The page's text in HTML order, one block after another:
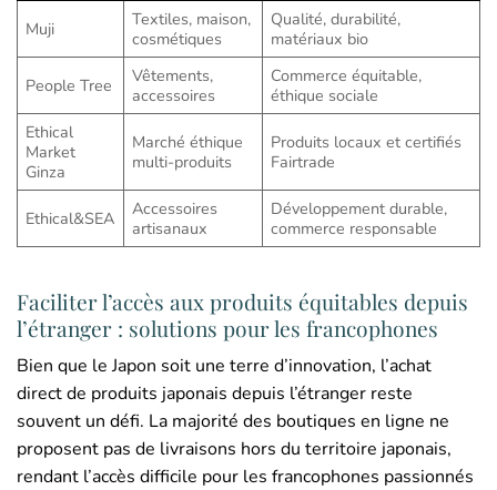
Muji
Textiles, maison,
cosmétiques
Qualité, durabilité,
matériaux bio
People Tree
Vêtements,
accessoires
Commerce équitable,
éthique sociale
Ethical
Market
Ginza
Marché éthique
multi-produits
Produits locaux et certifiés
Fairtrade
Ethical&SEA
Accessoires
artisanaux
Développement durable,
commerce responsable
Faciliter l’accès aux produits équitables depuis
l’étranger : solutions pour les francophones
Bien que le Japon soit une terre d’innovation, l’achat
direct de produits japonais depuis l’étranger reste
souvent un défi. La majorité des boutiques en ligne ne
proposent pas de livraisons hors du territoire japonais,
rendant l’accès difficile pour les francophones passionnés